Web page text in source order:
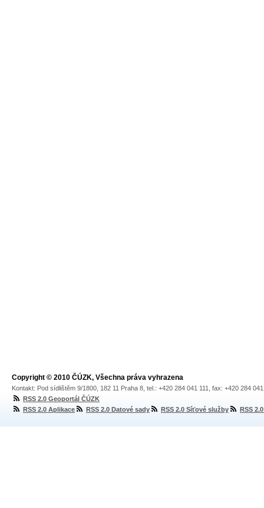
Copyright © 2010 ČÚZK, Všechna práva vyhrazena
Kontakt: Pod sídlištěm 9/1800, 182 11 Praha 8, tel.: +420 284 041 111, fax: +420 284
RSS 2.0 Geoportál ČÚZK
RSS 2.0 Aplikace
RSS 2.0 Datové sady RSS 2.0 Síťové služby RSS